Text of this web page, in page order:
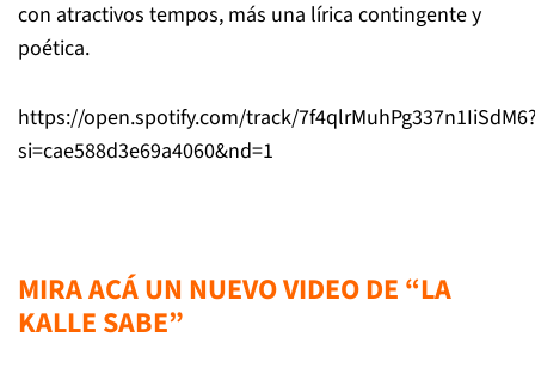
con atractivos tempos, más una lírica contingente y
poética.
https://open.spotify.com/track/
si=cae588d3e69a4060&nd=1
MIRA ACÁ UN NUEVO VIDEO DE “LA
KALLE SABE”